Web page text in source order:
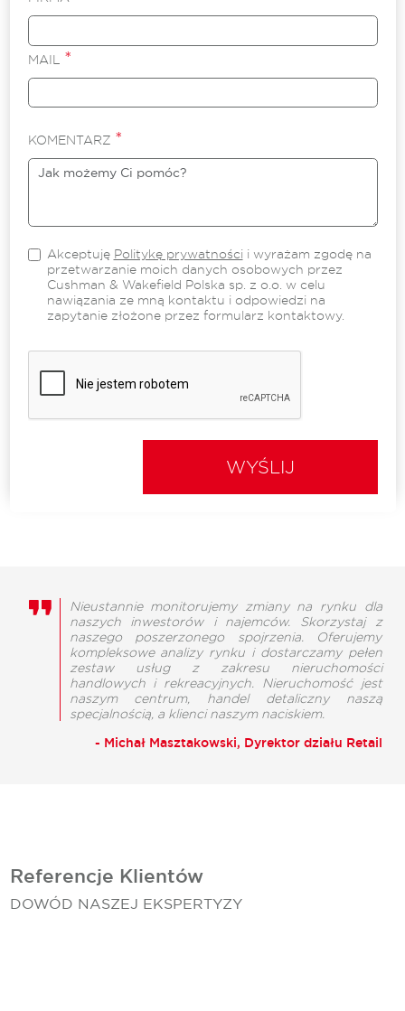
MAIL *
KOMENTARZ *
Akceptuję Politykę prywatnościi wyrażam zgodę na
przetwarzanie moich danych osobowych przez
Cushman & Wakefield Polska sp. z o.o. w celu
nawiązania ze mną kontaktu i odpowiedzi na
zapytanie złożone przez formularz kontaktowy.
WYŚLIJ
Nieustannie monitorujemy zmiany na rynku dla
naszych inwestorów i najemców. Skorzystaj z
naszego poszerzonego spojrzenia. Oferujemy
kompleksowe analizy rynku i dostarczamy pełen
zestaw usług z zakresu nieruchomości
handlowych i rekreacyjnych. Nieruchomość jest
naszym centrum, handel detaliczny naszą
specjalnością, a klienci naszym naciskiem.
- Michał Masztakowski, Dyrektor działu Retail
Referencje Klientów
DOWÓD NASZEJ EKSPERTYZY